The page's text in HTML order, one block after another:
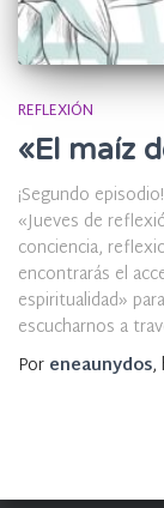
REFLEXIÓN
«El maíz
¡Segundo
«Jueves de
conciencia,
encontrarás el
espiritualidad»
escucharnos a
Por eneaunydos,